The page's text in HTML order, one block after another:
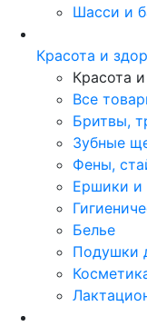
Шасси и
Красота и
Красота
Все
Бритвы,
Зубные
Фены,
Ершики и
Белье
Подушки